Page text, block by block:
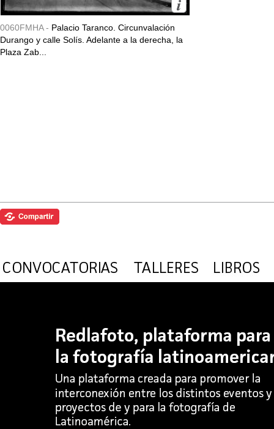
0060FMHA - Palacio Taranco. Circunvalación
Durango y calle Solís. Adelante a la derecha, la
Plaza Zab...